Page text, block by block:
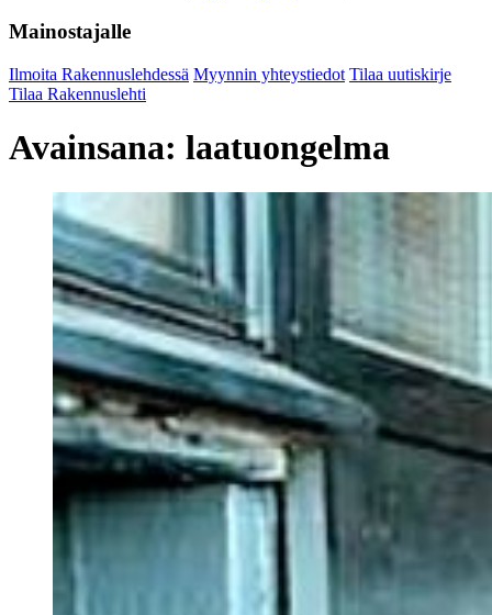
Mainostajalle
Ilmoita Rakennuslehdessä Myynnin yhteystiedot Tilaa uutiskirje
Tilaa Rakennuslehti
Avainsana: laatuongelma